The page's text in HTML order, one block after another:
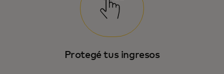
Protegé tus ingresos